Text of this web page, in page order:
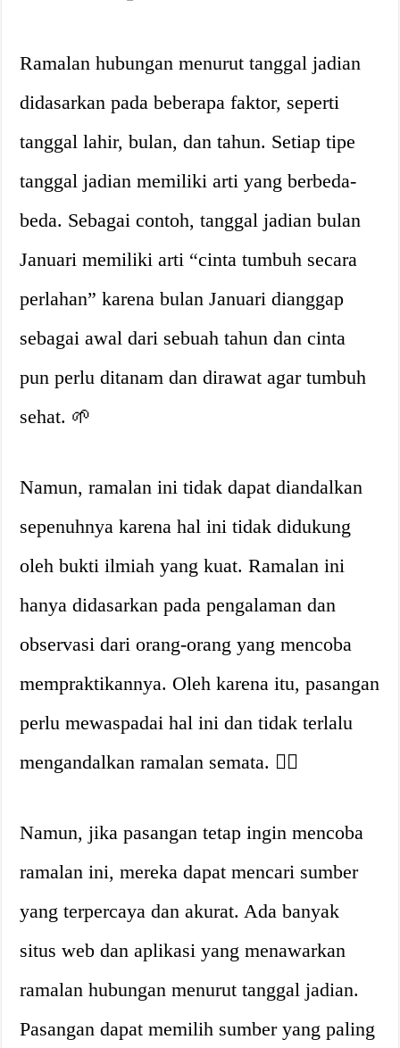
Ramalan hubungan menurut tanggal jadian
didasarkan pada beberapa faktor, seperti
tanggal lahir, bulan, dan tahun. Setiap tipe
tanggal jadian memiliki arti yang berbeda-
beda. Sebagai contoh, tanggal jadian bulan
Januari memiliki arti “cinta tumbuh secara
perlahan” karena bulan Januari dianggap
sebagai awal dari sebuah tahun dan cinta
pun perlu ditanam dan dirawat agar tumbuh
sehat. 🌱
Namun, ramalan ini tidak dapat diandalkan
sepenuhnya karena hal ini tidak didukung
oleh bukti ilmiah yang kuat. Ramalan ini
hanya didasarkan pada pengalaman dan
observasi dari orang-orang yang mencoba
mempraktikannya. Oleh karena itu, pasangan
perlu mewaspadai hal ini dan tidak terlalu
mengandalkan ramalan semata. 🙅‍♀️
Namun, jika pasangan tetap ingin mencoba
ramalan ini, mereka dapat mencari sumber
yang terpercaya dan akurat. Ada banyak
situs web dan aplikasi yang menawarkan
ramalan hubungan menurut tanggal jadian.
Pasangan dapat memilih sumber yang paling